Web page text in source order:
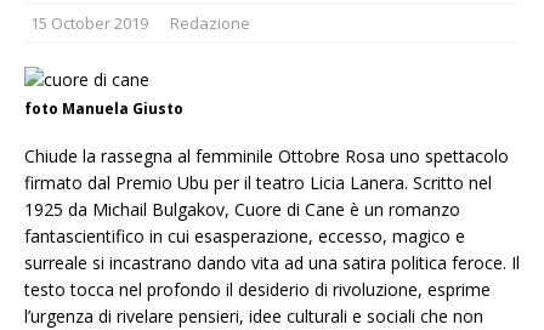
15 October 2019 Redazione
foto Manuela Giusto
Chiude la rassegna al femminile Ottobre Rosa uno spettacolo
firmato dal Premio Ubu per il teatro Licia Lanera. Scritto nel
1925 da Michail Bulgakov, Cuore di Cane è un romanzo
fantascientifico in cui esasperazione, eccesso, magico e
surreale si incastrano dando vita ad una satira politica feroce. Il
testo tocca nel profondo il desiderio di rivoluzione, esprime
l’urgenza di rivelare pensieri, idee culturali e sociali che non